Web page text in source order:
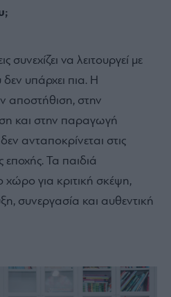
συνεχίζει να λειτουργεί με
υπάρχει πια. Η
αποστήθιση, στην
και στην παραγωγή
ανταποκρίνεται στις
εποχής. Τα παιδιά
χώρο για κριτική σκέψη,
συνεργασία και αυθεντική